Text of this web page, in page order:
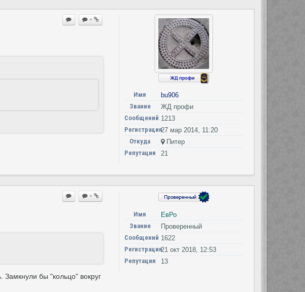
+
Имя
bu906
Звание
ЖД профи
Сообщений 1213
Регистрация27 мар 2014, 11:20
Откуда
Питер
Репутация
21
+
Замкнули бы "кольцо" вокруг
Имя
ЕвРо
Звание
Проверенный
Сообщений 1622
Регистрация21 окт 2018, 12:53
Репутация
13